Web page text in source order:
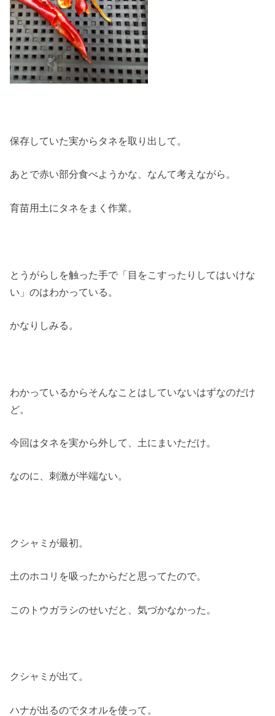
保存していた実からタネを取り出して。
あとで赤い部分食べようかな、なんて考えながら。
育苗用土にタネをまく作業。
とうがらしを触った手で「目をこすったりしてはいけな
い」のはわかっている。
かなりしみる。
わかっているからそんなことはしていないはずなのだけ
ど。
今回はタネを実から外して、土にまいただけ。
なのに、刺激が半端ない。
クシャミが最初。
土のホコリを吸ったからだと思ってたので。
このトウガラシのせいだと、気づかなかった。
クシャミが出て。
ハナが出るのでタオルを使って。